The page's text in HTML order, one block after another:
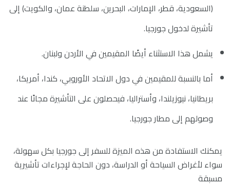
(السعودية، قطر، الإمارات، البحرين، سلطنة عمان، والكويت) إلى
تأشيرة لدخول جورجيا.
يشمل هذا الاستثناء أيضًا المقيمين في الأردن ولبنان.
أما بالنسبة للمقيمين في دول الاتحاد الأوروبي، كندا، أمريكا،
بريطانيا، نيوزيلندا، وأستراليا، فيحصلون على التأشيرة مجانًا عند
وصولهم إلى مطار جورجيا.
يمكنك الاستفادة من هذه الميزة للسفر إلى جورجيا بكل سهولة،
سواء لأغراض السياحة أو الدراسة، دون الحاجة لإجراءات تأشيرية
مسبقة